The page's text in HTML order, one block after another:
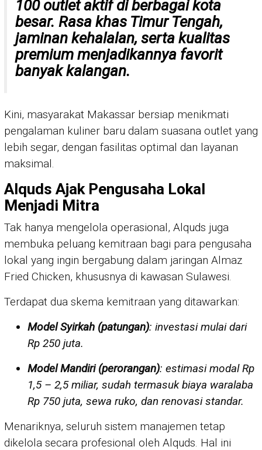
100 outlet aktif di berbagai kota
besar. Rasa khas Timur Tengah,
jaminan kehalalan, serta kualitas
premium menjadikannya favorit
banyak kalangan.
Kini, masyarakat Makassar bersiap menikmati
pengalaman kuliner baru dalam suasana outlet yang
lebih segar, dengan fasilitas optimal dan layanan
maksimal.
Alquds Ajak Pengusaha Lokal
Menjadi Mitra
Tak hanya mengelola operasional, Alquds juga
membuka peluang kemitraan bagi para pengusaha
lokal yang ingin bergabung dalam jaringan Almaz
Fried Chicken, khususnya di kawasan Sulawesi.
Terdapat dua skema kemitraan yang ditawarkan:
Model Syirkah (patungan): investasi mulai dari
Rp 250 juta.
Model Mandiri (perorangan): estimasi modal Rp
1,5 – 2,5 miliar, sudah termasuk biaya waralaba
Rp 750 juta, sewa ruko, dan renovasi standar.
Menariknya, seluruh sistem manajemen tetap
dikelola secara profesional oleh Alquds. Hal ini